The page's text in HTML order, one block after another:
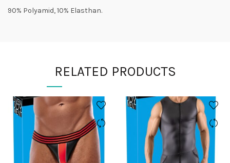
90% Polyamid, 10% Elasthan.
RELATED PRODUCTS